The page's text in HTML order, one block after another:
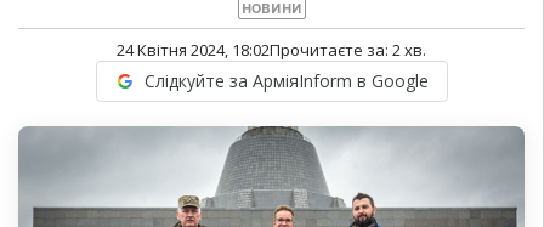
НОВИНИ
24 Квітня 2024, 18:02Прочитаєте за: 2хв.
Слідкуйте за АрміяInform в Google